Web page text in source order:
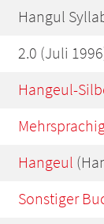
Hangul
2.0 (Juli
Hangeul-
Hangeul
Sonstiger